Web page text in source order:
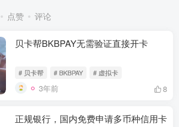
点赞 评论
贝卡帮BKBPAY无需验证直接开卡
# 贝卡帮 # BKBPAY # 虚拟卡
3年前 8
正规银行，国内免费申请多币种信用卡